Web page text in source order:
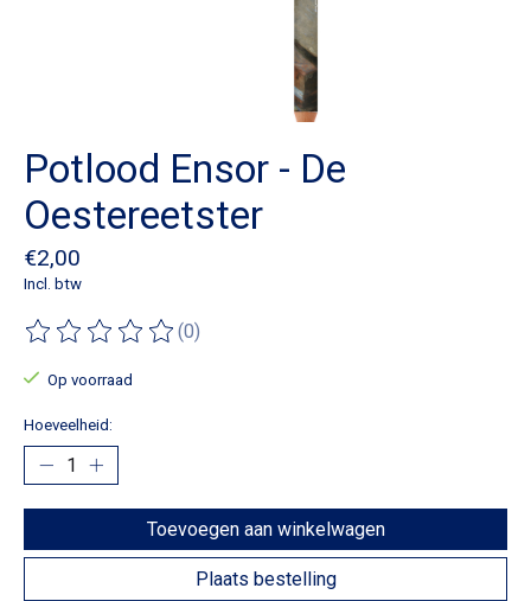
Potlood Ensor - De
Oestereetster
€2,00
Incl. btw
De beoordeling van dit product is
(0)
Op voorraad
Hoeveelheid:
Toevoegen aan winkelwagen
Plaats bestelling